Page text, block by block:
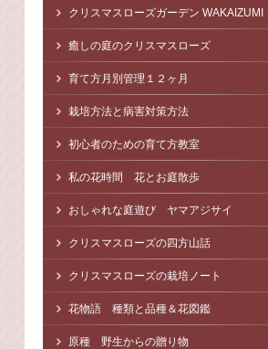
クリスマスローズガーデン WAKAIZUMI
癒しの庭のクリスマスローズ
育て方月別管理１２ヶ月
栽培方法と病害対策方法
初心者のための育て方教室
私の花時間 花とお庭散歩
おしゃれな庭遊び ヤマアジサイ
クリスマスローズの四方山話
クリスマスローズの栽培ノート
花物語 種類と品種＆花図鑑
原種 野生からの贈り物